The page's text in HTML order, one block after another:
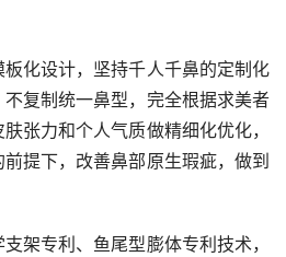
化设计，坚持千人千鼻的定制化
复制统一鼻型，完全根据求美者
张力和个人气质做精细化优化，
提下，改善鼻部原生瑕疵，做到
架专利、鱼尾型膨体专利技术，